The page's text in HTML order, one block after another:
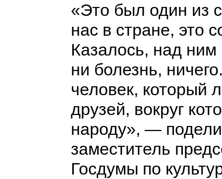
«Это был один из
нас в стране, это
Казалось, над
ни болезнь,
человек,
друзей, вокруг
народу», —
заместитель
Госдумы по